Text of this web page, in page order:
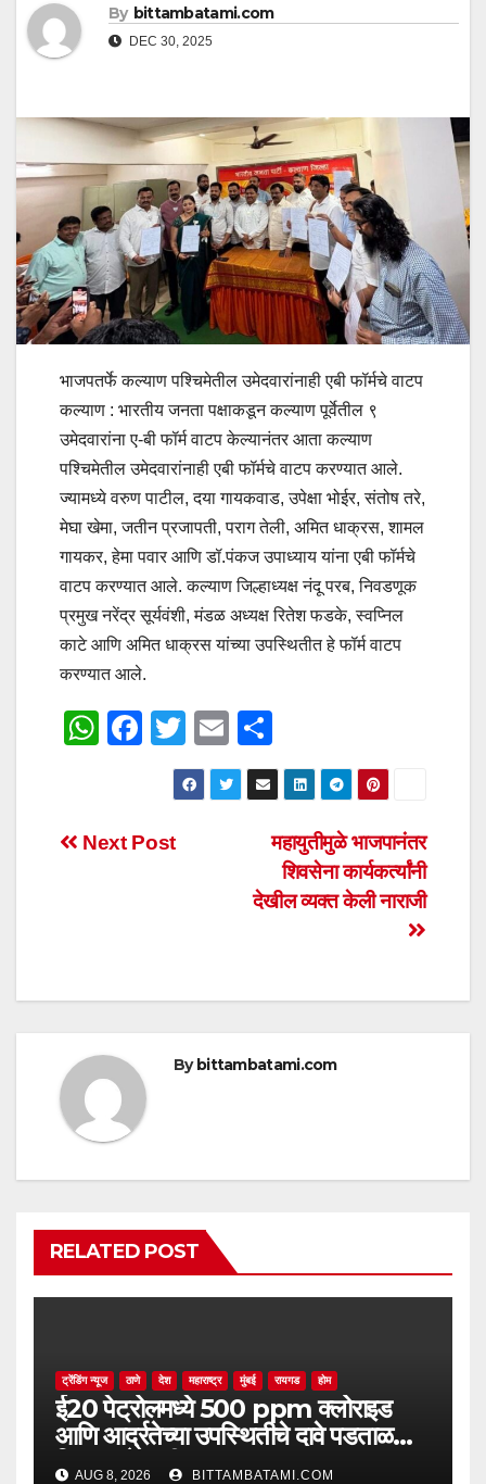
By bittambatami.com
DEC 30, 2025
भाजपतर्फे कल्याण पश्चिमेतील उमेदवारांनाही एबी फॉर्मचे वाटप
कल्याण : भारतीय जनता पक्षाकडून कल्याण पूर्वेतील ९
उमेदवारांना ए-बी फॉर्म वाटप केल्यानंतर आता कल्याण
पश्चिमेतील उमेदवारांनाही एबी फॉर्मचे वाटप करण्यात आले.
ज्यामध्ये वरुण पाटील, दया गायकवाड, उपेक्षा भोईर, संतोष तरे,
मेघा खेमा, जतीन प्रजापती, पराग तेली, अमित धाक्रस, शामल
गायकर, हेमा पवार आणि डॉ.पंकज उपाध्याय यांना एबी फॉर्मचे
वाटप करण्यात आले. कल्याण जिल्हाध्यक्ष नंदू परब, निवडणूक
प्रमुख नरेंद्र सूर्यवंशी, मंडळ अध्यक्ष रितेश फडके, स्वप्निल
काटे आणि अमित धाक्रस यांच्या उपस्थितीत हे फॉर्म वाटप
करण्यात आले.
W
s
F
e
T
wi
tt
E
m
ail
h
ar
e
Post
महायुतीमुळे भाजपानंतर
शिवसेना कार्यकर्त्यांनी
देखील व्यक्त केली नाराजी
Next Post
Bybittambatami.com
RELATED POST
ट्रेंडिंग न्यूज ठाणे देश महाराष्ट्र मुंबई रायगड होम
ई20 पेट्रोलमध्ये 500 ppm क्लोराइड
आणि आर्द्रतेच्या उपस्थितीचे दावे पडताळणीत
सिद्ध झाले नाहीत
AUG 8, 2026 BITTAMBATAMI.COM